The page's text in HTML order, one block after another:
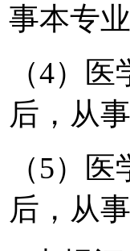
事本专
（4）
后，从
（5）
后，从